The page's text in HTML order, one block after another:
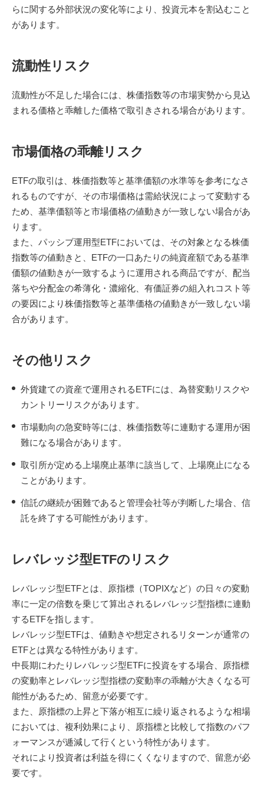
らに関する外部状況の変化等により、投資元本を割込むこと
があります。
流動性リスク
流動性が不足した場合には、株価指数等の市場実勢から見込
まれる価格と乖離した価格で取引きされる場合があります。
市場価格の乖離リスク
ETFの取引は、株価指数等と基準価額の水準等を参考になさ
れるものですが、その市場価格は需給状況によって変動する
ため、基準価額等と市場価格の値動きが一致しない場合があ
ります。
また、パッシブ運用型ETFにおいては、その対象となる株価
指数等の値動きと、ETFの一口あたりの純資産額である基準
価額の値動きが一致するように運用される商品ですが、配当
落ちや分配金の希薄化・濃縮化、有価証券の組入れコスト等
の要因により株価指数等と基準価格の値動きが一致しない場
合があります。
その他リスク
外貨建ての資産で運用されるETFには、為替変動リスクや
カントリーリスクがあります。
市場動向の急変時等には、株価指数等に連動する運用が困
難になる場合があります。
取引所が定める上場廃止基準に該当して、上場廃止になる
ことがあります。
信託の継続が困難であると管理会社等が判断した場合、信
託を終了する可能性があります。
レバレッジ型ETFのリスク
レバレッジ型ETFとは、原指標（TOPIXなど）の日々の変動
率に一定の倍数を乗じて算出されるレバレッジ型指標に連動
するETFを指します。
レバレッジ型ETFは、値動きや想定されるリターンが通常の
ETFとは異なる特性があります。
中長期にわたりレバレッジ型ETFに投資をする場合、原指標
の変動率とレバレッジ型指標の変動率の乖離が大きくなる可
能性があるため、留意が必要です。
また、原指標の上昇と下落が相互に繰り返されるような相場
においては、複利効果により、原指標と比較して指数のパフ
ォーマンスが逓減して行くという特性があります。
それにより投資者は利益を得にくくなりますので、留意が必
要です。